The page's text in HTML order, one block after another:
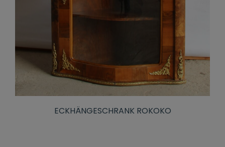
ECKHÄNGESCHRANK ROKOKO